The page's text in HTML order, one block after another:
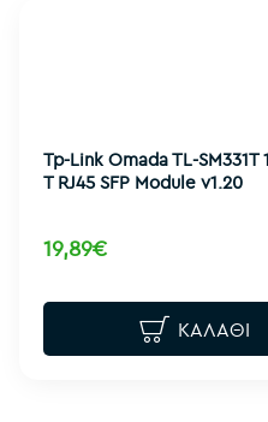
Tp-Link Omada TL-SM331T
T RJ45 SFP Module v1.20
19,89€
ΚΑΛΆΘΙ